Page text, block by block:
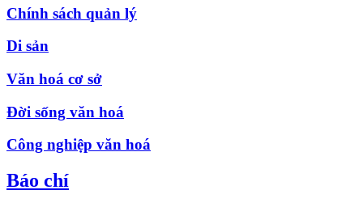
Chính sách quản lý
Di sản
Văn hoá cơ sở
Đời sống văn hoá
Công nghiệp văn hoá
Báo chí